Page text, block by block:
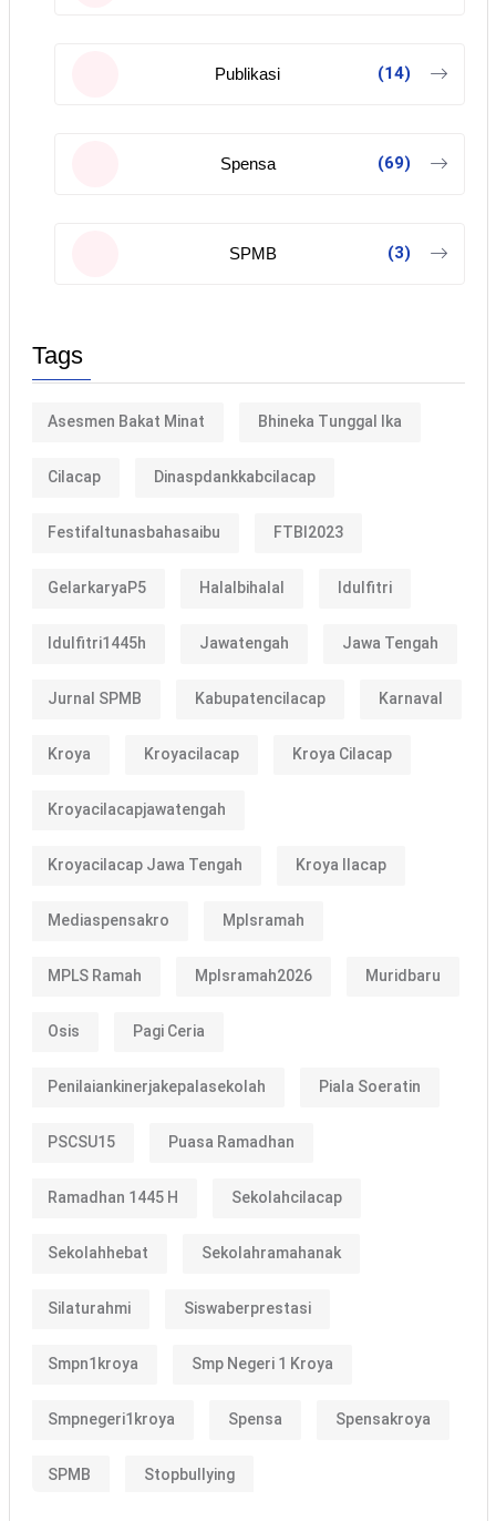
Publikasi (14)
Spensa (69)
SPMB (3)
Tags
Asesmen Bakat Minat Bhineka Tunggal Ika
Cilacap Dinaspdankkabcilacap
Festifaltunasbahasaibu FTBI2023
GelarkaryaP5 Halalbihalal Idulfitri
Idulfitri1445h Jawatengah Jawa Tengah
Jurnal SPMB Kabupatencilacap Karnaval
Kroya Kroyacilacap Kroya Cilacap
Kroyacilacapjawatengah
Kroyacilacap Jawa Tengah Kroya Ilacap
Mediaspensakro Mplsramah
MPLS Ramah Mplsramah2026 Muridbaru
Osis Pagi Ceria
Penilaiankinerjakepalasekolah Piala Soeratin
PSCSU15 Puasa Ramadhan
Ramadhan 1445 H Sekolahcilacap
Sekolahhebat Sekolahramahanak
Silaturahmi Siswaberprestasi
Smpn1kroya Smp Negeri 1 Kroya
Smpnegeri1kroya Spensa Spensakroya
SPMB Stopbullying